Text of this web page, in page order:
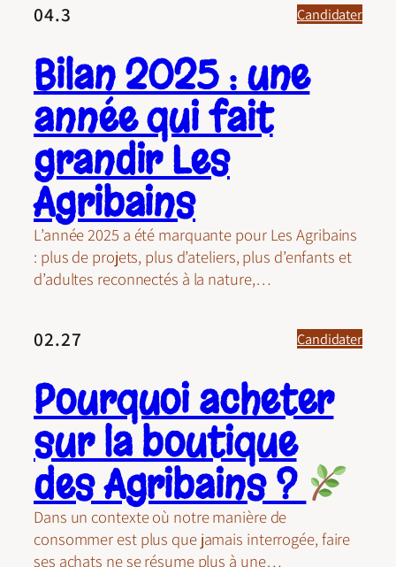
04.3 Candidater
Bilan 2025 : une
année qui fait
grandir Les
Agribains
L’année 2025 a été marquante pour Les Agribains
: plus de projets, plus d’ateliers, plus d’enfants et
d’adultes reconnectés à la nature,…
02.27 Candidater
Pourquoi acheter
sur la boutique
des Agribains ?
Dans un contexte où notre manière de
consommer est plus que jamais interrogée, faire
ses achats ne se résume plus à une…